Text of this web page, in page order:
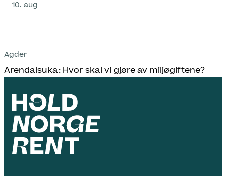
10. aug
Agder
Arendalsuka: Hvor skal vi gjøre av miljøgiftene?